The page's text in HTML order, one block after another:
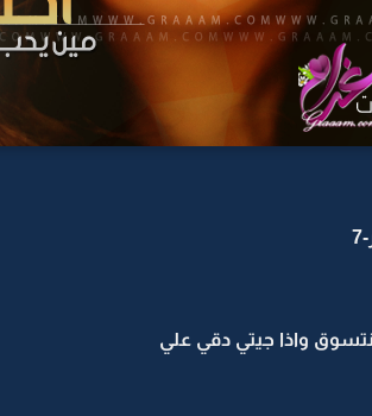
واذا جيتي دقي علي